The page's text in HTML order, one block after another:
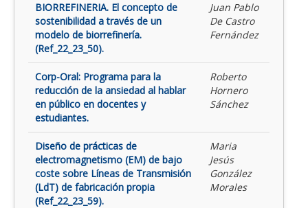
BIORREFINERIA. El concepto de
sostenibilidad a través de un
modelo de biorrefinería.
(Ref_22_23_50).
Juan Pablo
De Castro
Fernández
Corp-Oral: Programa para la
reducción de la ansiedad al hablar
en público en docentes y
estudiantes.
Roberto
Hornero
Sánchez
Diseño de prácticas de
electromagnetismo (EM) de bajo
coste sobre Líneas de Transmisión
(LdT) de fabricación propia
(Ref_22_23_59).
Maria
Jesús
González
Morales